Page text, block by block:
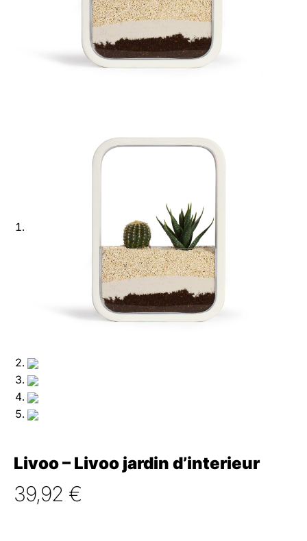
Livoo – Livoo jardin d’interieur
39,92 €